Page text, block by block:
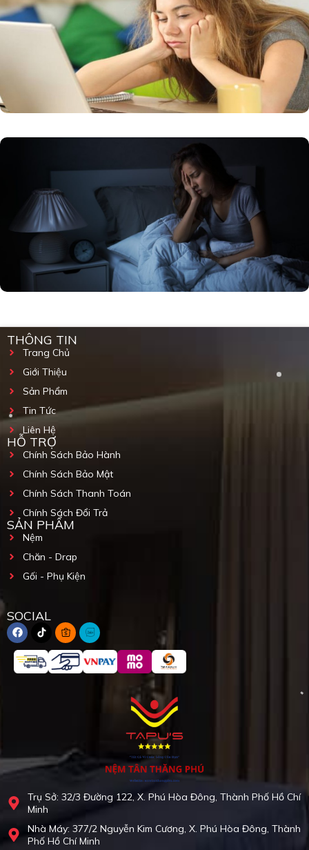
Trụ Sở: 32/3 Đường 122, X. Phú Hòa Đông, Thành Phố Hồ Chí
Minh
Nhà Máy: 377/2 Nguyễn Kim Cương, X. Phú Hòa Đông, Thành
Phố Hồ Chí Minh
THÔNG TIN
Trang Chủ
Giới Thiệu
Sản Phẩm
Tin Tức
Liên Hệ
HỖ TRỢ
Chính Sách Bảo Hành
Chính Sách Bảo Mật
Chính Sách Thanh Toán
Chính Sách Đổi Trả
SẢN PHẨM
Nệm
Chăn - Drap
Gối - Phụ Kiện
SOCIAL